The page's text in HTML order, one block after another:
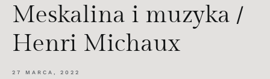
Meskalina i muzyka /
Henri Michaux
27 MARCA, 2022